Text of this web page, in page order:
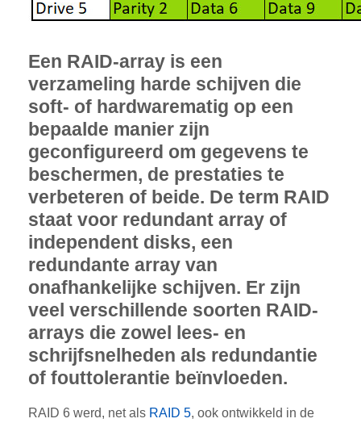
Een RAID-array is een
verzameling harde schijven die
soft- of hardwarematig op een
bepaalde manier zijn
geconfigureerd om gegevens te
beschermen, de prestaties te
verbeteren of beide. De term RAID
staat voor redundant array of
independent disks, een
redundante array van
onafhankelijke schijven. Er zijn
veel verschillende soorten RAID-
arrays die zowel lees- en
schrijfsnelheden als redundantie
of fouttolerantie beïnvloeden.
RAID 6 werd, net als RAID 5, ook ontwikkeld in de